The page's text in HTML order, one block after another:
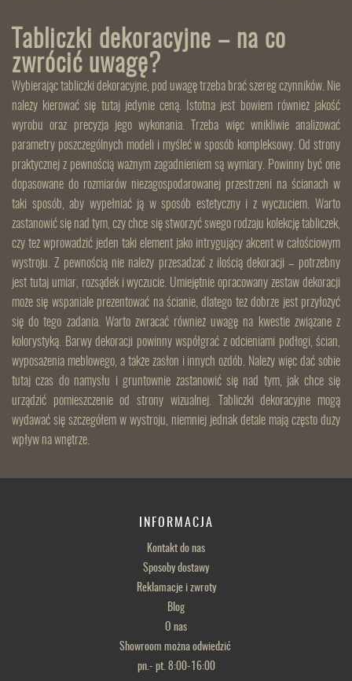
Tabliczki dekoracyjne – na co
zwrócić uwagę?
Wybierając tabliczki dekoracyjne, pod uwagę trzeba brać szereg czynników. Nie
należy kierować się tutaj jedynie ceną. Istotna jest bowiem również jakość
wyrobu oraz precyzja jego wykonania. Trzeba więc wnikliwie analizować
parametry poszczególnych modeli i myśleć w sposób kompleksowy. Od strony
praktycznej z pewnością ważnym zagadnieniem są wymiary. Powinny być one
dopasowane do rozmiarów niezagospodarowanej przestrzeni na ścianach w
taki sposób, aby wypełniać ją w sposób estetyczny i z wyczuciem. Warto
zastanowić się nad tym, czy chce się stworzyć swego rodzaju kolekcję tabliczek,
czy też wprowadzić jeden taki element jako intrygujący akcent w całościowym
wystroju. Z pewnością nie należy przesadzać z ilością dekoracji – potrzebny
jest tutaj umiar, rozsądek i wyczucie. Umiejętnie opracowany zestaw dekoracji
może się wspaniale prezentować na ścianie, dlatego też dobrze jest przyłożyć
się do tego zadania. Warto zwracać również uwagę na kwestie związane z
kolorystyką. Barwy dekoracji powinny współgrać z odcieniami podłogi, ścian,
wyposażenia meblowego, a także zasłon i innych ozdób. Należy więc dać sobie
tutaj czas do namysłu i gruntownie zastanowić się nad tym, jak chce się
urządzić pomieszczenie od strony wizualnej. Tabliczki dekoracyjne mogą
wydawać się szczegółem w wystroju, niemniej jednak detale mają często duży
wpływ na wnętrze.
INFORMACJA
Kontakt do nas
Sposoby dostawy
Reklamacje i zwroty
Blog
O nas
Showroom można odwiedzić
pn.- pt. 8:00-16:00